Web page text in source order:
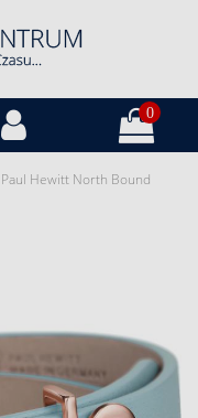
0
Paul Hewitt North Bound